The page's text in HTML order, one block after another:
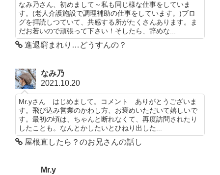
なみ乃さん、初めまして～私も同じ様な仕事をしていま
す。(老人介護施設で調理補助の仕事をしています。)ブロ
グを拝読しつていて、共感する所がたくさんあります。ま
だお若いので頑張って下さい！そしたら、辞めな...
進退窮まれり…どうすんの？
なみ乃
2021.10.20
Mr.yさん はじめまして。コメント ありがとうございま
す。飛び込み営業のかわし方、お褒めいただいて嬉しいで
す。最初の頃は、ちゃんと断れなくて、再度訪問されたり
したことも。なんとかしたいとひねり出した...
屋根直したら？のお兄さんの話し
Mr.y